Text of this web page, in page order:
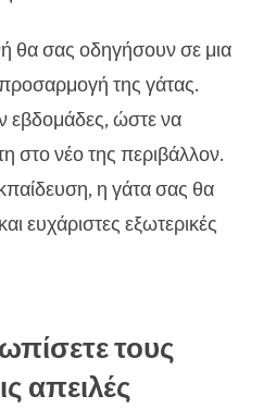
θα σας οδηγήσουν σε μια
της γάτας.
εβδομάδες, ώστε να
στο νέο της περιβάλλον.
η γάτα σας θα
ευχάριστες εξωτερικές
τους
απειλές